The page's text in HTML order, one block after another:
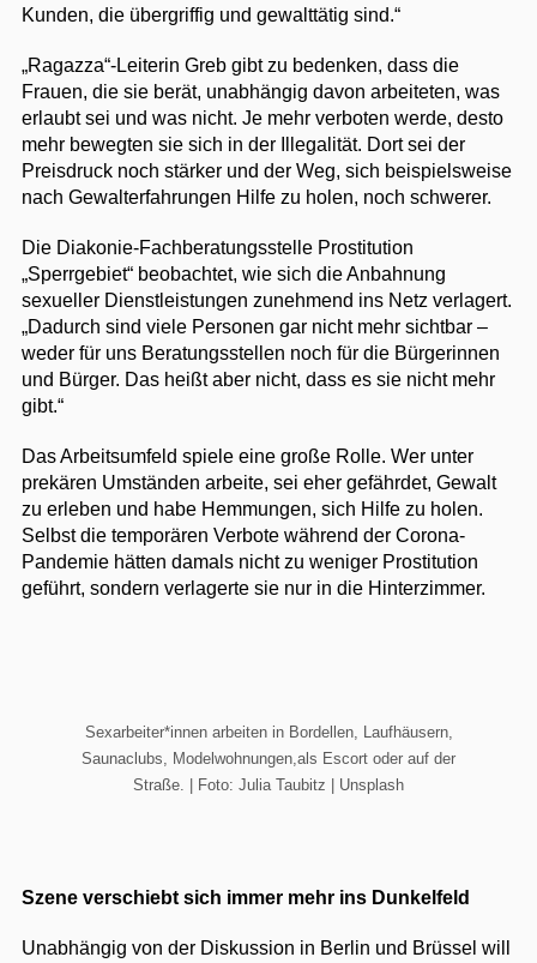
Kunden, die übergriffig und gewalttätig sind.“
„Ragazza“-Leiterin Greb gibt zu bedenken, dass die
Frauen, die sie berät, unabhängig davon arbeiteten, was
erlaubt sei und was nicht. Je mehr verboten werde, desto
mehr bewegten sie sich in der Illegalität. Dort sei der
Preisdruck noch stärker und der Weg, sich beispielsweise
nach Gewalterfahrungen Hilfe zu holen, noch schwerer.
Die Diakonie-Fachberatungsstelle Prostitution
„Sperrgebiet“ beobachtet, wie sich die Anbahnung
sexueller Dienstleistungen zunehmend ins Netz verlagert.
„Dadurch sind viele Personen gar nicht mehr sichtbar –
weder für uns Beratungsstellen noch für die Bürgerinnen
und Bürger. Das heißt aber nicht, dass es sie nicht mehr
gibt.“
Das Arbeitsumfeld spiele eine große Rolle. Wer unter
prekären Umständen arbeite, sei eher gefährdet, Gewalt
zu erleben und habe Hemmungen, sich Hilfe zu holen.
Selbst die temporären Verbote während der Corona-
Pandemie hätten damals nicht zu weniger Prostitution
geführt, sondern verlagerte sie nur in die Hinterzimmer.
Sexarbeiter*innen arbeiten in Bordellen, Laufhäusern,
Saunaclubs, Modelwohnungen,als Escort oder auf der
Straße. | Foto: Julia Taubitz | Unsplash
Szene verschiebt sich immer mehr ins Dunkelfeld
Unabhängig von der Diskussion in Berlin und Brüssel will